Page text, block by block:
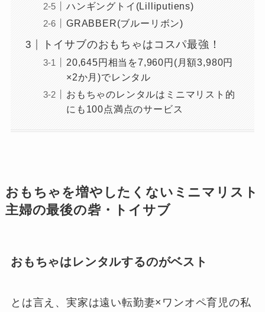
ハンギングトイ(Lilliputiens)
GRABBER(ブルーリボン)
トイサブのおもちゃはコスパ最強！
20,645円相当を7,960円(月額3,980円
×2か月)でレンタル
おもちゃのレンタルはミニマリスト的
にも100点満点のサービス
おもちゃを増やしたくないミニマリスト
主婦の最後の砦・トイサブ
おもちゃはレンタルするのがベスト
とは言え、実家は遠い転勤妻×ワンオペ育児の私